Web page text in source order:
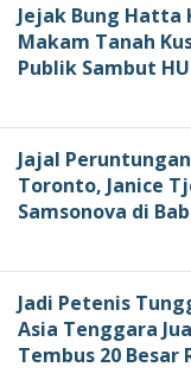
Jejak Bung Hatta
Makam Tanah
Publik Sambut
Jajal
Toronto, Janice
Samsonova di
Jadi Petenis
Asia Tenggara
Tembus 20 Besar